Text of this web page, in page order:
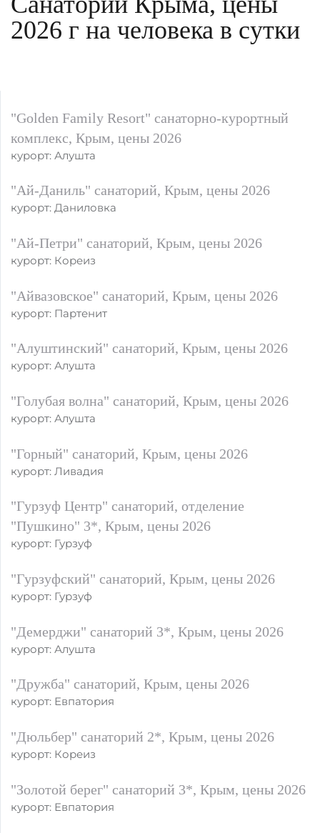
2026 г на человека в сутки
"Golden Family Resort" санаторно-курортный
комплекс, Крым, цены 2026
курорт: Алушта
"Ай-Даниль" санаторий, Крым, цены 2026
курорт: Даниловка
"Ай-Петри" санаторий, Крым, цены 2026
курорт: Кореиз
"Айвазовское" санаторий, Крым, цены 2026
курорт: Партенит
"Алуштинский" санаторий, Крым, цены 2026
курорт: Алушта
"Голубая волна" санаторий, Крым, цены 2026
курорт: Алушта
"Горный" санаторий, Крым, цены 2026
курорт: Ливадия
"Гурзуф Центр" санаторий, отделение
"Пушкино" 3*, Крым, цены 2026
курорт: Гурзуф
"Гурзуфский" санаторий, Крым, цены 2026
курорт: Гурзуф
"Демерджи" санаторий 3*, Крым, цены 2026
курорт: Алушта
"Дружба" санаторий, Крым, цены 2026
курорт: Евпатория
"Дюльбер" санаторий 2*, Крым, цены 2026
курорт: Кореиз
"Золотой берег" санаторий 3*, Крым, цены 2026
курорт: Евпатория